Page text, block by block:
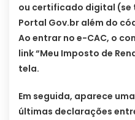
ou certificado digital (se
Portal Gov.br além do
Ao entrar no e-CAC, o
link “Meu Imposto de
tela.
Em seguida, aparece
últimas declarações